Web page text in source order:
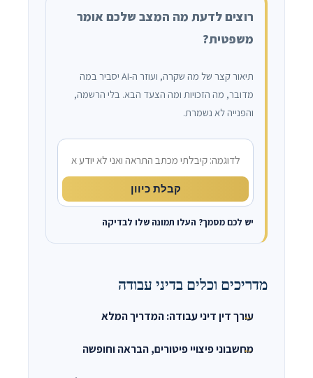
רוצים לדעת מה המצב שלכם אומר
משפטית?
תיאור קצר של מה שקרה, ועוזר ה-AI יסביר במה
מדובר, מה הזכויות ומה הצעד הבא. בלי הרשמה,
והפנייה לא נשמרת.
מה קרה?
קבלת כיוון
יש לכם מסמך? העלו תמונה שלו לבדיקה
מדריכים וכלים בדיני עבודה
עורך דין דיני עבודה: המדריך המלא
מחשבוני פיצויי פיטורים, הבראה וחופשה